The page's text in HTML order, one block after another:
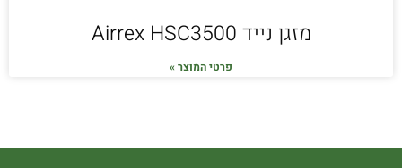
מזגן נייד Airrex HSC3500
פרטי המוצר »